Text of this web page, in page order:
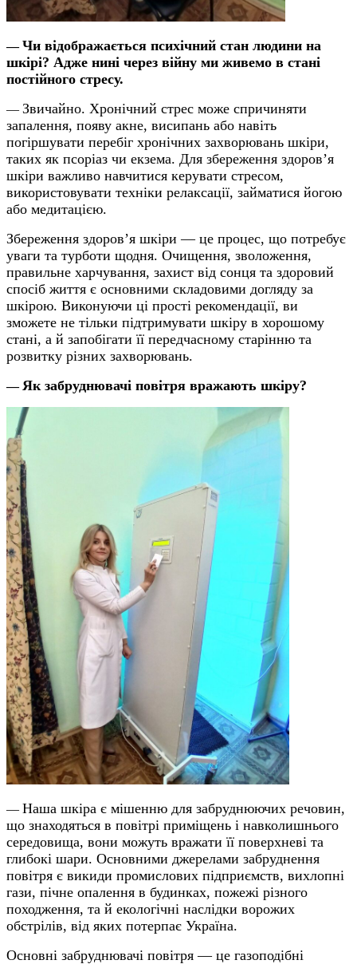
—Чи відображається психічний стан людини на
шкірі? Адже нині через війну ми живемо в стані
постійного стресу.
— Звичайно. Хронічний стрес може спричиняти
запалення, появу акне, висипань або навіть
погіршувати перебіг хронічних захворювань шкіри,
таких як псоріаз чи екзема. Для збереження здоров’я
шкіри важливо навчитися керувати стресом,
використовувати техніки релаксації, займатися йогою
або медитацією.
Збереження здоров’я шкіри — це процес, що потребує
уваги та турботи щодня. Очищення, зволоження,
правильне харчування, захист від сонця та здоровий
спосіб життя є основними складовими догляду за
шкірою. Виконуючи ці прості рекомендації, ви
зможете не тільки підтримувати шкіру в хорошому
стані, а й запобігати її передчасному старінню та
розвитку різних захворювань.
— Як забруднювачі повітря вражають шкіру?
— Наша шкіра є мішенню для забруднюючих речовин,
що знаходяться в повітрі приміщень і навколишнього
середовища, вони можуть вражати її поверхневі та
глибокі шари. Основними джерелами забруднення
повітря є викиди промислових підприємств, вихлопні
гази, пічне опалення в будинках, пожежі різного
походження, та й екологічні наслідки ворожих
обстрілів, від яких потерпає Україна.
Основні забруднювачі повітря — це газоподібні